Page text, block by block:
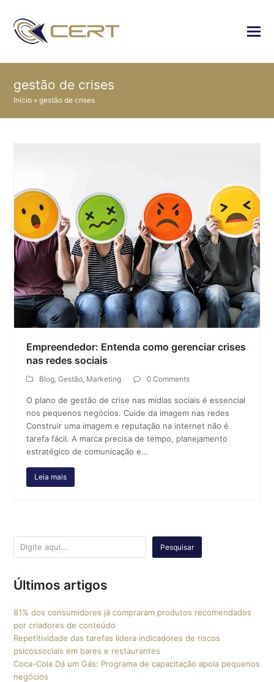
gestão de crises
Início »gestão de crises
Empreendedor: Entenda como gerenciar crises
nas redes sociais
Blog ,Gestão Marketing 0 Comments
O plano de gestão de crise nas mídias sociais é essencial
nos pequenos negócios. Cuide da imagem nas redes
Construir uma imagem e reputação na internet não é
tarefa fácil. A marca precisa de tempo, planejamento
estratégico de comunicação e…
Leia mais
Pesquisar
Últimos artigos
81% dos consumidores já compraram produtos recomendados
por criadores de conteúdo
Repetitividade das tarefas lidera indicadores de riscos
psicossociais em bares e restaurantes
Coca-Cola Dá um Gás: Programa de capacitação apoia pequenos
negócios